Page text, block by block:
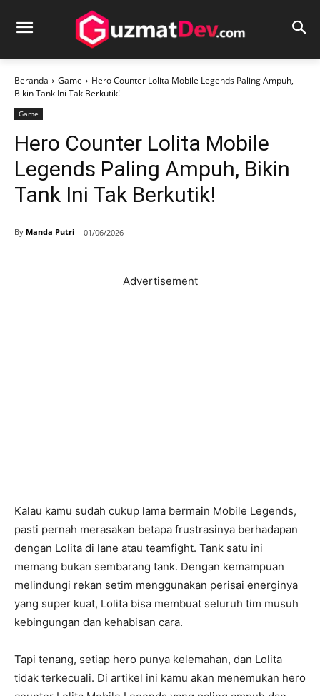
Beranda Game
Hero Counter Lolita Mobile Legends Paling Ampuh,
Bikin Tank Ini Tak Berkutik!
Game
Hero Counter Lolita Mobile
Legends Paling Ampuh, Bikin
Tank Ini Tak Berkutik!
By Manda Putri 01/06/2026
Advertisement
Kalau kamu sudah cukup lama bermain Mobile Legends,
pasti pernah merasakan betapa frustrasinya berhadapan
dengan Lolita di lane atau teamfight. Tank satu ini
memang bukan sembarang tank. Dengan kemampuan
melindungi rekan setim menggunakan perisai energinya
yang super kuat, Lolita bisa membuat seluruh tim musuh
kebingungan dan kehabisan cara.
Tapi tenang, setiap hero punya kelemahan, dan Lolita
tidak terkecuali. Di artikel ini kamu akan menemukan hero